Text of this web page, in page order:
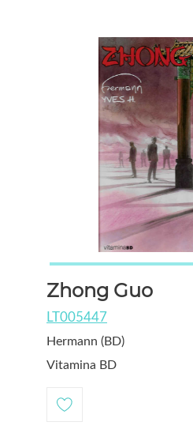
Zhong Guo
LT005447
Hermann (BD)
Vitamina BD